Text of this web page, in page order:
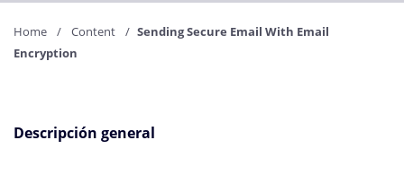
Home Content
Sending Secure Email With Email
Encryption
Descripción general